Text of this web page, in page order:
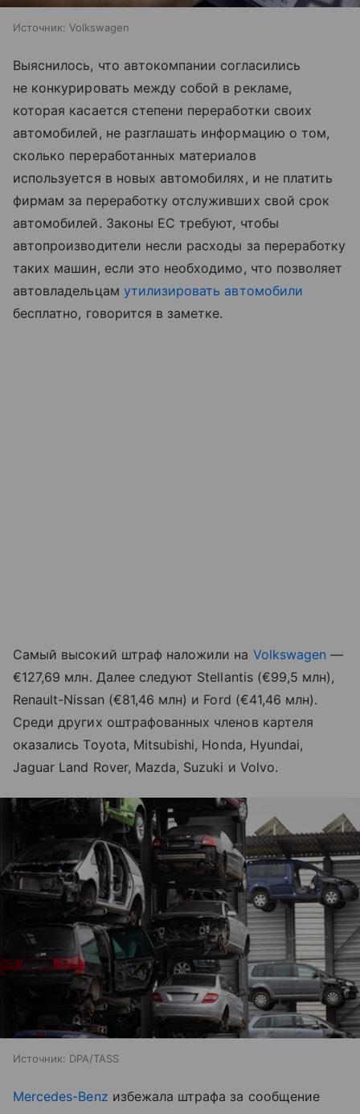
Источник: Volkswagen
Выяснилось, что автокомпании согласились
не конкурировать между собой в рекламе,
которая касается степени переработки своих
автомобилей, не разглашать информацию о том,
сколько переработанных материалов
используется в новых автомобилях, и не платить
фирмам за переработку отслуживших свой срок
автомобилей. Законы ЕС требуют, чтобы
автопроизводители несли расходы за переработку
таких машин, если это необходимо, что позволяет
автовладельцам утилизировать автомобили
бесплатно, говорится в заметке.
Самый высокий штраф наложили на Volkswagen —
€127,69 млн. Далее следуют Stellantis (€99,5 млн),
Renault-Nissan (€81,46 млн) и Ford (€41,46 млн).
Среди других оштрафованных членов картеля
оказались Toyota, Mitsubishi, Honda, Hyundai,
Jaguar Land Rover, Mazda, Suzuki и Volvo.
Источник: DPA/TASS
Mercedes-Benz избежала штрафа за сообщение